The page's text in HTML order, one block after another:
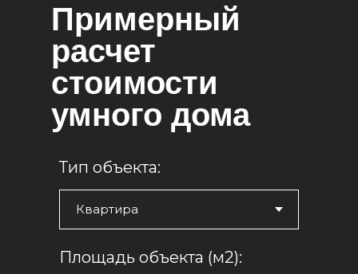
Примерный
расчет
стоимости
умного дома
Тип объекта:
Площадь объекта (м2):